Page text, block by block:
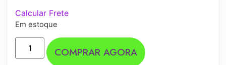
Calcular Frete
Em estoque
COMPRAR AGORA